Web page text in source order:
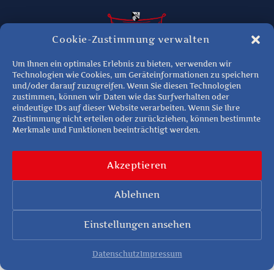
Cookie-Zustimmung verwalten
Um Ihnen ein optimales Erlebnis zu bieten, verwenden wir
Technologien wie Cookies, um Geräteinformationen zu speichern
und/oder darauf zuzugreifen. Wenn Sie diesen Technologien
zustimmen, können wir Daten wie das Surfverhalten oder
eindeutige IDs auf dieser Website verarbeiten. Wenn Sie Ihre
Zustimmung nicht erteilen oder zurückziehen, können bestimmte
Merkmale und Funktionen beeinträchtigt werden.
Akzeptieren
Ablehnen
Einstellungen ansehen
DatenschutzImpressum
TermineUnsere StückeKindertheaterÜber unsMitglied werden
Kontakt
Cookies Impressum Datenschutz
vorbehalten